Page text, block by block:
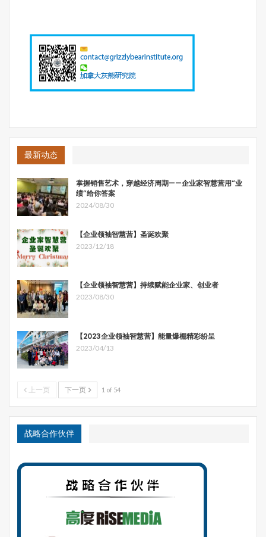
最广泛的意义上来说，文化涵盖思维、行为和交流。不同的
文化可按地域来区分（例如东方与西方），按领域来区分
（如公司和非政府组织），按业务来区分（如制造和高科
技），按公司职能来区分（如财务与营销），按职业来区分
（如学术和从业者），此处仅胪举数例。依照儒家传统，文
文化双融这一理念如何呈现从最本质的意义上来讲，这种理
念强调“和/同”的整合，反对“非此即彼”的孤立或对立。它剔
除文化糟粕，同时，在社群、企业 、社会这三个层面，将
各种文化的精华进行综合与优化。我的生涯（无论是生活还
是工作）就是一段通联东西的文化旅程，可视为一个案例。
我的文化双融之旅
我在台湾一个小镇长大，不过幸运的是，那时我的床头摆放
一些中国经典著作，如《四书》这样的儒家经典名著。研习
经典，特别是价值亘古不变的世界经典，让我发自内心地愿
意去了解他者文化，树立起毕生追求文化双融的志向。那
时，我寻找着差别，对不同的视角开放，这为我在东方西方
的观念和实践之间寻求一种略带悖论意味的平衡奠定了基
础。
一路走来，两位大师一直在帮我缩短这段旅程，他们是爱新
觉罗·毓鋆和威廉·纽曼(William H. Newman) 。
毓老师是中国末代皇帝的侄子，我离开台湾前往美国之前，
元前八世纪至三世纪）的经典著述。我沉醉于研读孙子的著
作，这段经历对我后来从事动态竞争理论研究影响深远。
到美国后，我师从比尔·纽曼((William H. Newman)教授。教
授的后半生，一直给予我谆谆教诲。纽曼是管理学巨擘，活
任美国管理学会第六任主席，此外，他还投身商务实践，初
入商海时曾得到麦肯锡咨询公司创始人杰姆斯·麦肯锡的提
携。纽曼给我两点建议，让我受益终生：一是矢志不渝地实
面，尽力看得更远。纽曼先生对中国式思维和管理理念（他
在很多方面比我的很多中国朋友还要中国）怀有浓厚的兴
最新动态
掌握销售艺术，穿越经济周期——企业家智慧营用“业
绩”给你答案
2024/08/30
【企业领袖智慧营】圣诞欢聚
2023/12/18
【企业领袖智慧营】持续赋能企业家、创业者
2023/08/30
【2023企业领袖智慧营】能量爆棚精彩纷呈
2023/04/13
上一页 下一页 1 of 54
战略合作伙伴